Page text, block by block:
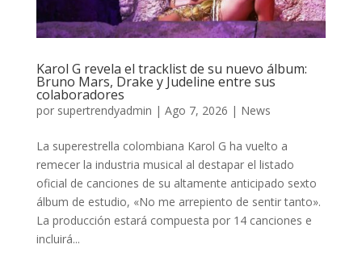
Karol G revela el tracklist de su nuevo álbum:
Bruno Mars, Drake y Judeline entre sus
colaboradores
por supertrendyadmin | Ago 7, 2026 | News
La superestrella colombiana Karol G ha vuelto a
remecer la industria musical al destapar el listado
oficial de canciones de su altamente anticipado sexto
álbum de estudio, «No me arrepiento de sentir tanto».
La producción estará compuesta por 14 canciones e
incluirá...